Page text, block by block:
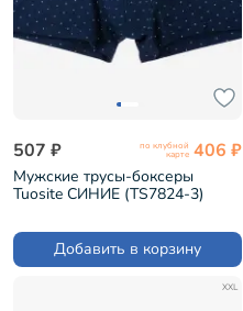
507 ₽ по клубной
карте 406 ₽
Мужские трусы-боксеры
Tuosite СИНИЕ (TS7824-3)
Добавить в корзину
XXL